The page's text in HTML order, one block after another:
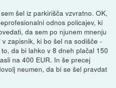
šel iz parkirišča vzvratno. OK,
odnos policajev, ki
da sem po njunem mnenju
zapisnik, ki bo šel na sodišče -
da bi lahko v 8 dneh plačal 150
na 400 EUR. In še precej
neumen, da bi se šel pravdat